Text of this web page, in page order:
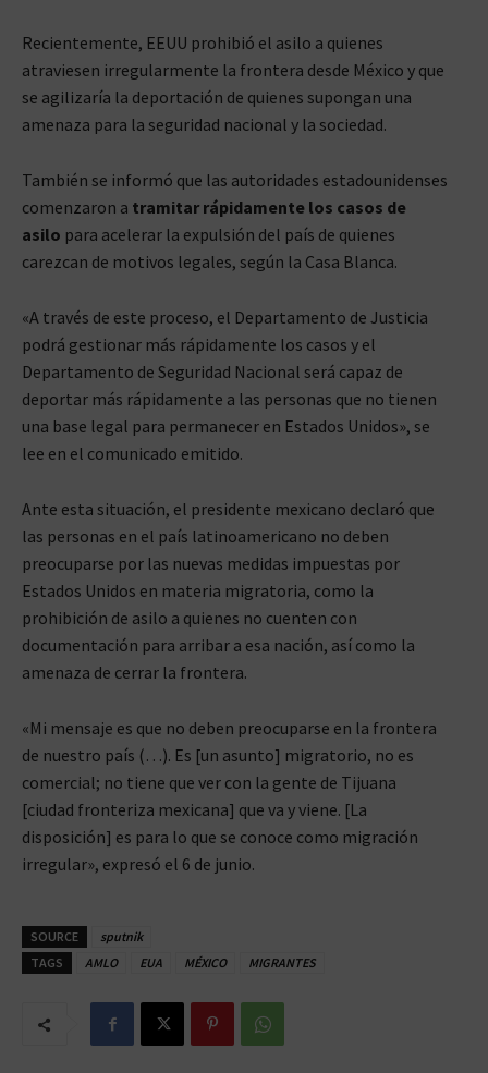
Recientemente, EEUU prohibió el asilo a quienes
atraviesen irregularmente la frontera desde México y que
se agilizaría la deportación de quienes supongan una
amenaza para la seguridad nacional y la sociedad.
También se informó que las autoridades estadounidenses
comenzaron a tramitar rápidamente los casos de
asilo para acelerar la expulsión del país de quienes
carezcan de motivos legales, según la Casa Blanca.
«A través de este proceso, el Departamento de Justicia
podrá gestionar más rápidamente los casos y el
Departamento de Seguridad Nacional será capaz de
deportar más rápidamente a las personas que no tienen
una base legal para permanecer en Estados Unidos», se
lee en el comunicado emitido.
Ante esta situación, el presidente mexicano declaró que
las personas en el país latinoamericano no deben
preocuparse por las nuevas medidas impuestas por
Estados Unidos en materia migratoria, como la
prohibición de asilo a quienes no cuenten con
documentación para arribar a esa nación, así como la
amenaza de cerrar la frontera.
«Mi mensaje es que no deben preocuparse en la frontera
de nuestro país (…). Es [un asunto] migratorio, no es
comercial; no tiene que ver con la gente de Tijuana
[ciudad fronteriza mexicana] que va y viene. [La
disposición] es para lo que se conoce como migración
irregular», expresó el 6 de junio.
SOURCE
sputnik
TAGS
AMLO EUA MÉXICO MIGRANTES